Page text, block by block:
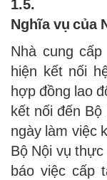
1.5.
Nghĩa vụ của
Nhà cung
hiện kết nối
hợp đồng lao
kết nối đến
ngày làm việc
Bộ Nội vụ
báo việc cấp